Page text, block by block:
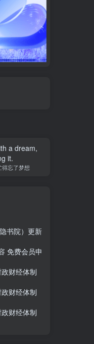
a dream,
it.
忘了梦想
书院）更新
免费会员申
财经体制
财经体制
财经体制